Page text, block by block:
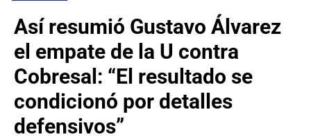
Así resumió Gustavo Álvarez
el empate de la U contra
Cobresal: “El resultado se
condicionó por detalles
defensivos”